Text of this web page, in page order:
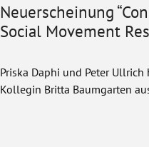
Neuerscheinung
Social Movement
Priska Daphi und Peter
Kollegin Britta Baumgarten